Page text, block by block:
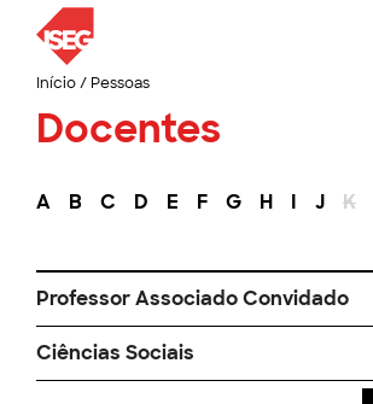
Início/ Pessoas
Docentes
A B C D E F G H I J K
Professor Associado Convidado
Ciências Sociais